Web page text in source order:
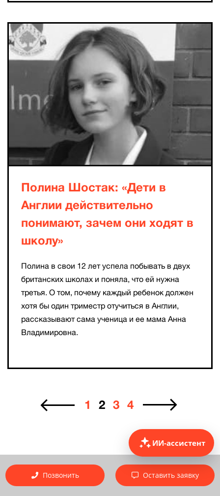
Полина Шостак: «Дети в
Англии действительно
понимают, зачем они ходят в
школу»
Полина в свои 12 лет успела побывать в двух
британских школах и поняла, что ей нужна
третья. О том, почему каждый ребенок должен
хотя бы один триместр отучиться в Англии,
рассказывают сама ученица и ее мама Анна
Владимировна.
1 2 3 4
Позвонить Оставить заявку
ИИ-ассистент